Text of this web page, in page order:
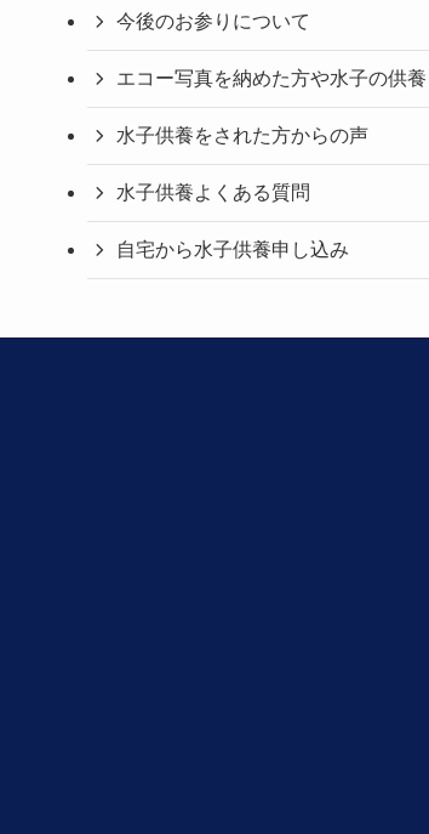
今後のお参りについて
エコー写真を納めた方や水子の供養
水子供養をされた方からの声
水子供養よくある質問
自宅から水子供養申し込み